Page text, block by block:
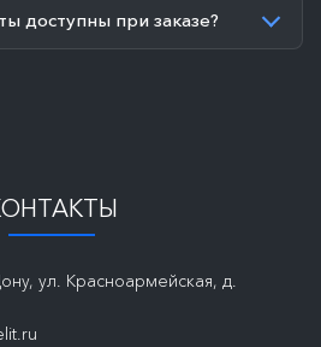
доступны при заказе?
ул. Красноармейская, д.